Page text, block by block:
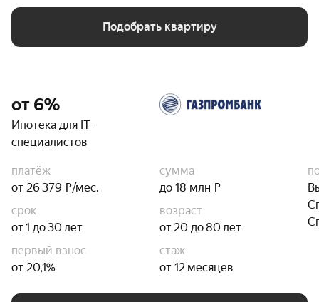
Подобрать квартиру
от 6%
Ипотека для IT-
специалистов
платёж
от 26 379 ₽/мес.
сумма
до 18 млн ₽
срок
от 1 до 30 лет
возраст
от 20 до 80 лет
первый взнос
от 20,1%
стаж
от 12 месяцев